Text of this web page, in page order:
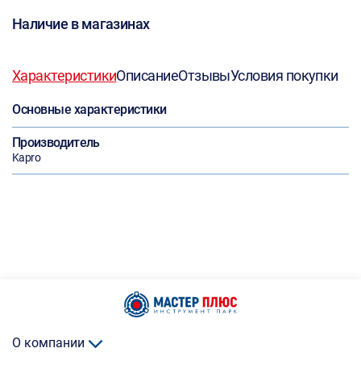
Наличие в магазинах
ХарактеристикиОписаниеОтзывыУсловия покупки
Основные характеристики
Производитель
Kapro
О компании